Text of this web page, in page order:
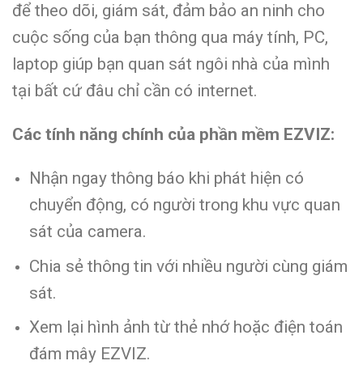
để theo dõi, giám sát, đảm bảo an ninh cho
cuộc sống của bạn thông qua máy tính, PC,
laptop giúp bạn quan sát ngôi nhà của mình
tại bất cứ đâu chỉ cần có internet.
Các tính năng chính của phần mềm EZVIZ:
Nhận ngay thông báo khi phát hiện có
chuyển động, có người trong khu vực quan
sát của camera.
Chia sẻ thông tin với nhiều người cùng giám
sát.
Xem lại hình ảnh từ thẻ nhớ hoặc điện toán
đám mây EZVIZ.